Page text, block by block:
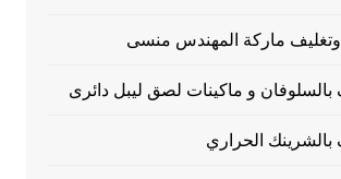
وتغليف ماركة المهندس منسى
بالسلوفان و ماكينات لصق ليبل دائرى
بالشرينك الحراري